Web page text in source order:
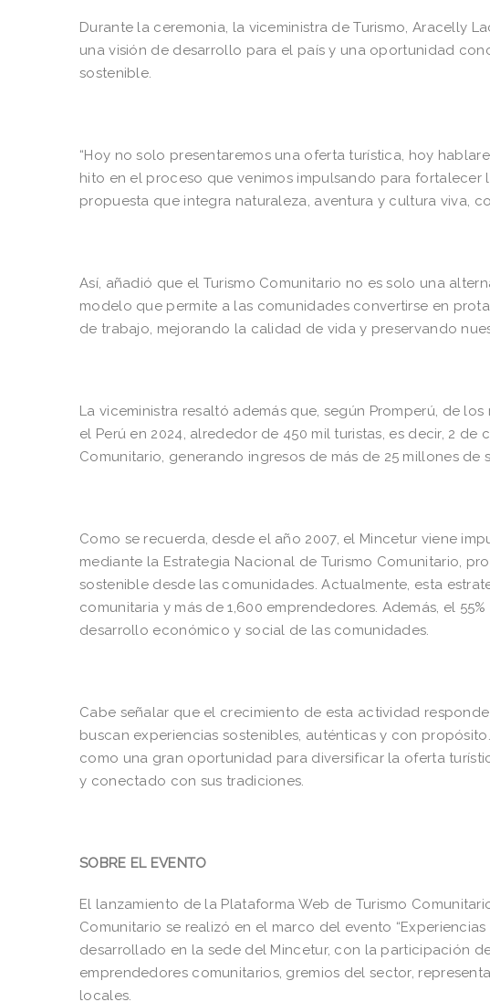
Durante la ceremonia, la viceministra de Turismo, Aracelly
una visión de desarrollo para el país y una oportunidad
sostenible.
“Hoy no solo presentaremos una oferta turística, hoy
hito en el proceso que venimos impulsando para
propuesta que integra naturaleza, aventura y cultura viva,
Así, añadió que el Turismo Comunitario no es solo una
modelo que permite a las comunidades convertirse en
de trabajo, mejorando la calidad de vida y preservando
La viceministra resaltó además que, según Promperú, de
el Perú en 2024, alrededor de 450 mil turistas, es decir, 2
Comunitario, generando ingresos de más de 25 millones de
Como se recuerda, desde el año 2007, el Mincetur viene
mediante la Estrategia Nacional de Turismo Comunitario,
sostenible desde las comunidades. Actualmente, esta
comunitaria y más de 1,600 emprendedores. Además, el
desarrollo económico y social de las comunidades.
Cabe señalar que el crecimiento de esta actividad
buscan experiencias sostenibles, auténticas y con
como una gran oportunidad para diversificar la oferta
y conectado con sus tradiciones.
SOBRE EL EVENTO
El lanzamiento de la Plataforma Web de Turismo
Comunitario se realizó en el marco del evento
desarrollado en la sede del Mincetur, con la participación
emprendedores comunitarios, gremios del sector,
locales.